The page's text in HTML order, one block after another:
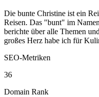
Die bunte Christine ist ein
Reisen. Das "bunt" im
berichte über alle Themen
großes Herz habe ich für
SEO-Metriken
36
Domain Rank